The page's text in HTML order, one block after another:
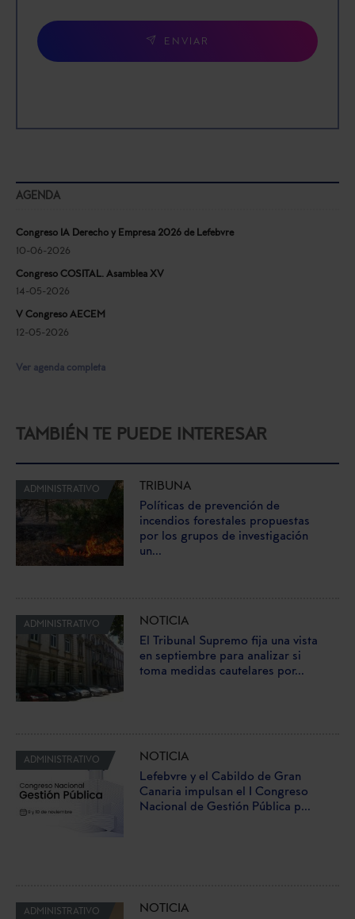
ENVIAR
AGENDA
Congreso IA Derecho y Empresa 2026 de Lefebvre
10-06-2026
Congreso COSITAL. Asamblea XV
14-05-2026
V Congreso AECEM
12-05-2026
Ver agenda completa
TAMBIÉN TE PUEDE INTERESAR
ADMINISTRATIVO
TRIBUNA
Políticas de prevención de
incendios forestales propuestas
por los grupos de investigación
un...
ADMINISTRATIVO
NOTICIA
El Tribunal Supremo fija una vista
en septiembre para analizar si
toma medidas cautelares por...
ADMINISTRATIVO
NOTICIA
Lefebvre y el Cabildo de Gran
Canaria impulsan el I Congreso
Nacional de Gestión Pública p...
ADMINISTRATIVO
NOTICIA